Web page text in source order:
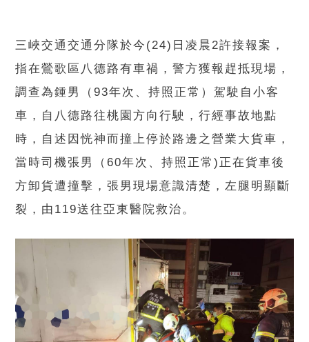
三峽交通交通分隊於今(24)日凌晨2許接報案，
指在鶯歌區八德路有車禍，警方獲報趕抵現場，
調查為鍾男（93年次、持照正常）駕駛自小客
車，自八德路往桃園方向行駛，行經事故地點
時，自述因恍神而撞上停於路邊之營業大貨車，
當時司機張男（60年次、持照正常)正在貨車後
方卸貨遭撞擊，張男現場意識清楚，左腿明顯斷
裂，由119送往亞東醫院救治。